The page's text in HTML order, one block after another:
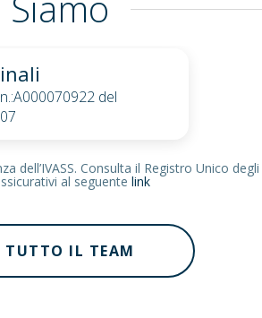
del
dell’IVASS. Consulta il Registro Unico
al seguente link
TUTTO IL TEAM